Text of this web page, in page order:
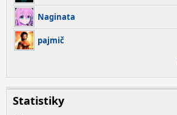
Naginata
pajmič
Statistiky